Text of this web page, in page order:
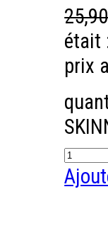
était
prix